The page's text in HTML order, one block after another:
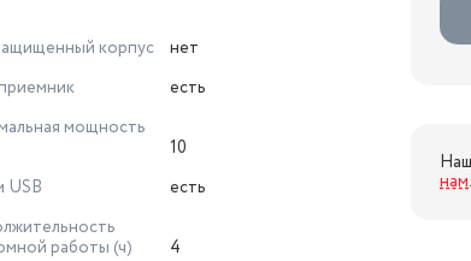
корпус
нет
есть
мощность
10
USB
есть
работы (ч)
4
нам.